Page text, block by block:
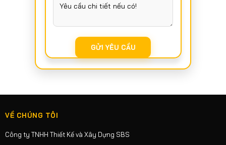
VỀ CHÚNG TÔI
Công ty TNHH Thiết Kế và Xây Dựng SBS